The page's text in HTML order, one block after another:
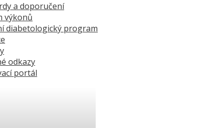
a doporučení
výkonů
diabetologický program
odkazy
portál